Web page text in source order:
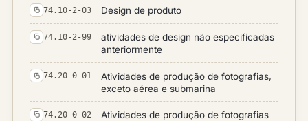
74.10-2-03 Design de produto
74.10-2-99
atividades de design não especificadas
anteriormente
74.20-0-01
Atividades de produção de fotografias,
exceto aérea e submarina
74.20-0-02
Atividades de produção de fotografias